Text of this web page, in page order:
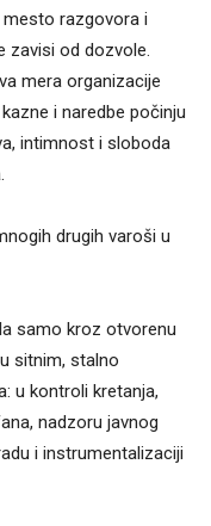
razgovora i
zavisi od dozvole.
mera organizacije
i naredbe počinju
intimnost i sloboda
drugih varoši u
samo kroz otvorenu
sitnim, stalno
u kontroli kretanja,
nadzoru javnog
i instrumentalizaciji